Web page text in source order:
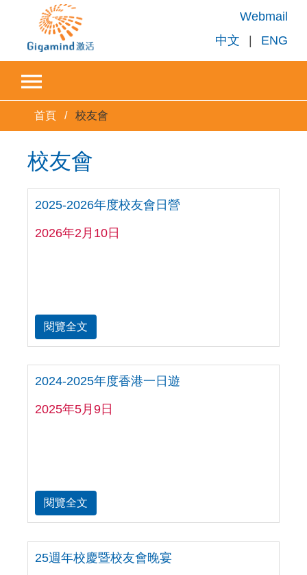
Webmail
中文
| ENG
首頁 校友會
校友會
2025-2026年度校友會日營
2026年2月10日
閱覽全文
2024-2025年度香港一日遊
2025年5月9日
閱覽全文
25週年校慶暨校友會晚宴